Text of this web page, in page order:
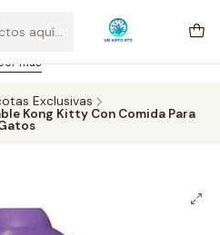
las 14 hrs. Envío GRATIS mismo
por compras desde CLP 39.900.
domingos hasta 14 hrs.
más
Exclusivas
Kong Kitty Con Comida Para